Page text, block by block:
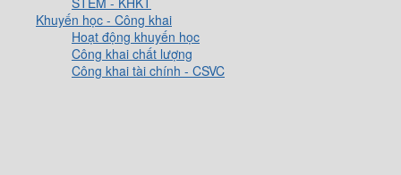
Khuyến học - Công khai
Hoạt động khuyến học
Công khai chất lượng
Công khai tài chính - CSVC